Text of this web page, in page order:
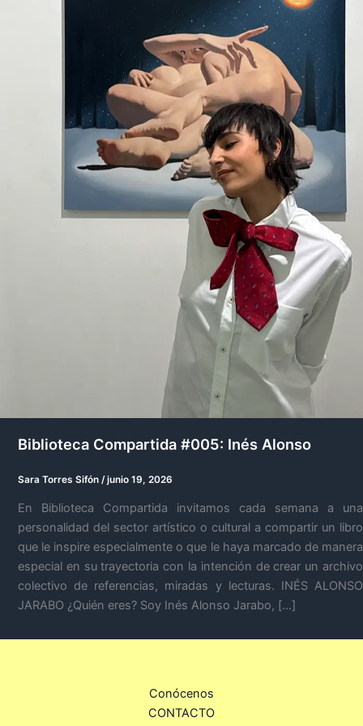
Biblioteca Compartida #005: Inés Alonso
Sara Torres Sifón /junio 19, 2026
En Biblioteca Compartida invitamos cada semana a una
personalidad del sector artístico o cultural a compartir un libro
que le inspire especialmente o que le haya marcado de manera
especial en su trayectoria con la intención de crear un archivo
colectivo de referencias, miradas y lecturas. INÉS ALONSO
JARABO ¿Quién eres? Soy Inés Alonso Jarabo, […]
Conócenos
CONTACTO